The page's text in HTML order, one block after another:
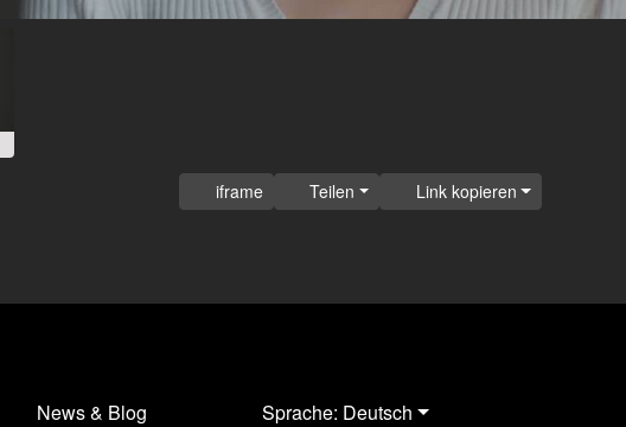
iframe Teilen Link kopieren
News & Blog
Sprache: Deutsch